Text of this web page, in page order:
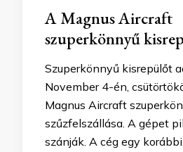
A Magnus Aircraft
szuperkönnyű
Szuperkönnyű kisrepülőt
November 4-én,
Magnus Aircraft
szűzfelszállása. A gépet
szánják. A cég egy